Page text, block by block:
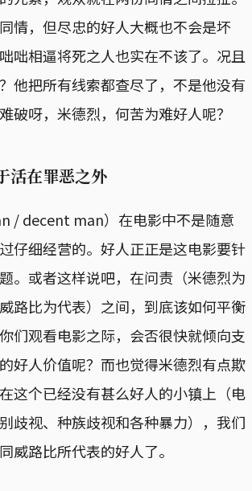
情，但尽忠的好人大概也不会是坏
咄相逼将死之人也实在不该了。况且
他把所有线索都查尽了，不是他没有
破呀，米德烈，何苦为难好人呢？
活在罪恶之外
/ decent man）在电影中不是随意
仔细经营的。好人正正是这电影要针
。或者这样说吧，在问责（米德烈为
路比为代表）之间，到底该如何平衡
们观看电影之际，会否很快就倾向支
好人价值呢？而也觉得米德烈有点欺
这个已经没有甚么好人的小镇上（电
歧视、种族歧视和各种暴力），我们
威路比所代表的好人了。